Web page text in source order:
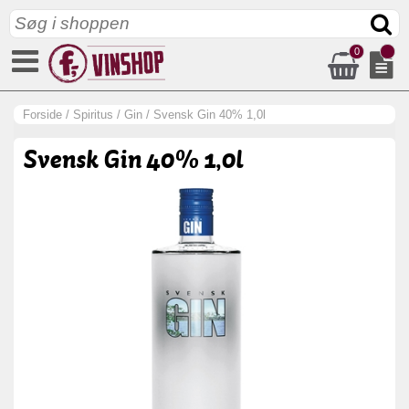
0
Forside / Spiritus / Gin / Svensk Gin 40% 1,0l
Svensk Gin 40% 1,0l